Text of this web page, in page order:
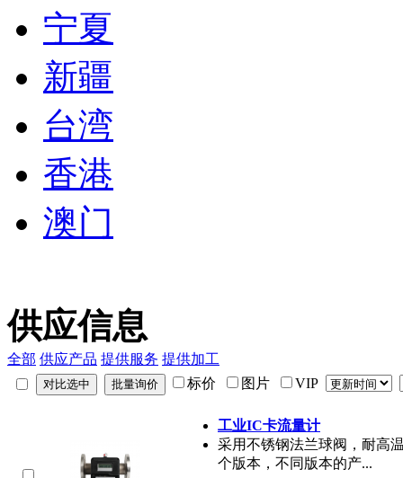
宁夏
新疆
台湾
香港
澳门
供应信息
全部 供应产品 提供服务 提供加工
标价
图片 VIP
工业IC卡流量计
采用不锈钢法兰球阀，耐高
个版本，不同版本的产...